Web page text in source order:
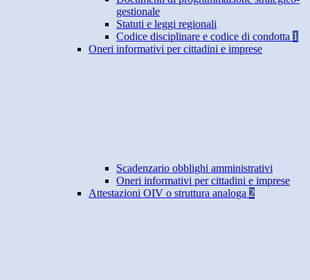
gestionale
Statuti e leggi regionali
Codice disciplinare e codice di condotta 1
Oneri informativi per cittadini e imprese
Scadenzario obblighi amministrativi
Oneri informativi per cittadini e imprese
Attestazioni OIV o struttura analoga 2